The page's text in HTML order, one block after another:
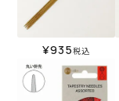
¥935税込